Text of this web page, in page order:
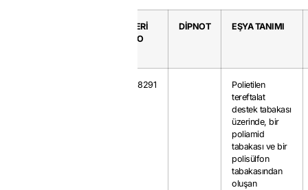
SERİ
NO
DİPNOT EŞYA TANIMI
0.8291
Polietilen
tereftalat
destek tabakası
üzerinde, bir
poliamid
tabakası ve bir
polisülfon
tabakasından
oluşan